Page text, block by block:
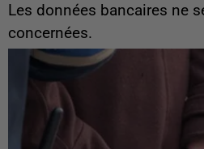
Les données bancaires ne
concernées.